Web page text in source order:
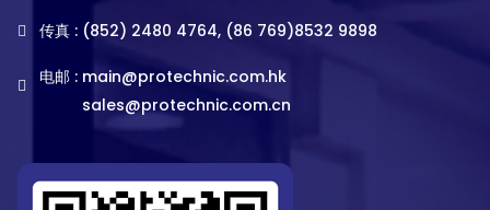
传真 : (852) 2480 4764, (86 769)8532 9898
电邮 : main@protechnic.com.hk
sales@protechnic.com.cn